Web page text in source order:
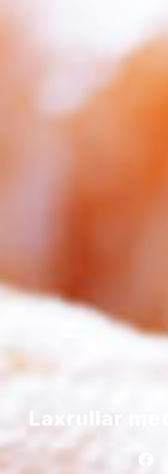
Laxrullar